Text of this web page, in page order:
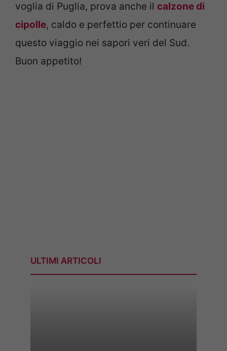
voglia di Puglia, prova anche il calzone di
cipolle, caldo e perfettio per continuare
questo viaggio nei sapori veri del Sud.
Buon appetito!
ULTIMI ARTICOLI